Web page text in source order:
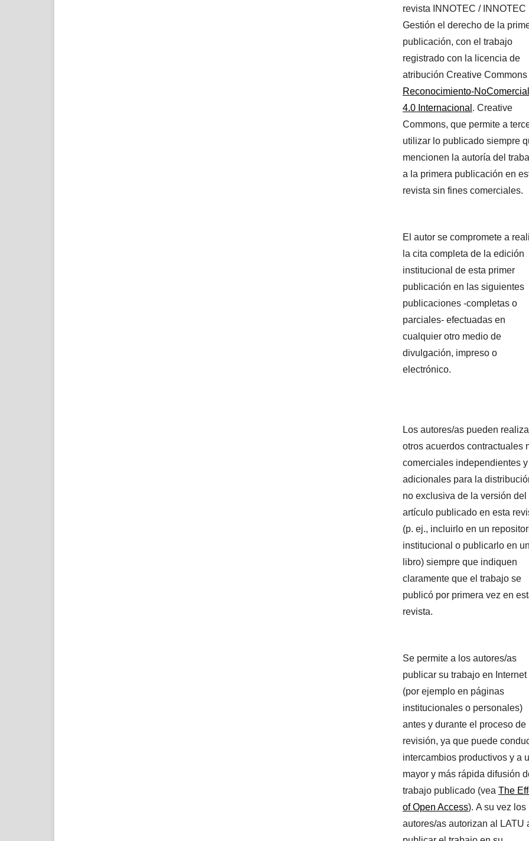
revista INNOTEC / INNOTEC
Gestión el derecho de la
publicación, con el trabajo
registrado con la licencia de
atribución Creative Commons
Reconocimiento-NoComercial
4.0 Internacional . Creative
Commons, que permite a
utilizar lo publicado siempre
mencionen la autoría del
a la primera publicación en
revista sin fines comerciales.
El autor se compromete a
la cita completa de la edición
institucional de esta primer
publicación en las siguientes
publicaciones -completas o
parciales- efectuadas en
cualquier otro medio de
divulgación, impreso o
electrónico.
Los autores/as pueden
otros acuerdos contractuales
comerciales independientes y
adicionales para la
no exclusiva de la versión del
artículo publicado en esta
(p. ej., incluirlo en un
institucional o publicarlo en un
libro) siempre que indiquen
claramente que el trabajo se
publicó por primera vez en
revista.
Se permite a los autores/as
publicar su trabajo en Internet
(por ejemplo en páginas
institucionales o personales)
antes y durante el proceso de
revisión, ya que puede
intercambios productivos y a
mayor y más rápida difusión
trabajo publicado (vea The
of Open Access). A su vez los
autores/as autorizan al LATU